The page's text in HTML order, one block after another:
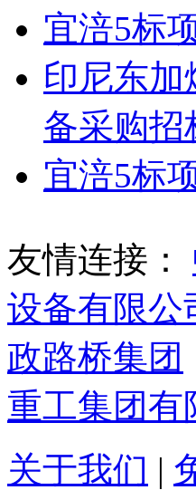
宜涪5标
印尼东
备采购招
宜涪5标
友情连接：
设备有限公
政路桥集团
重工集团有
关于我们 |